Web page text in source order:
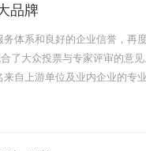
品牌
体系和良好的企业信誉，再
了大众投票与专家评审的意见
自上游单位及业内企业的专